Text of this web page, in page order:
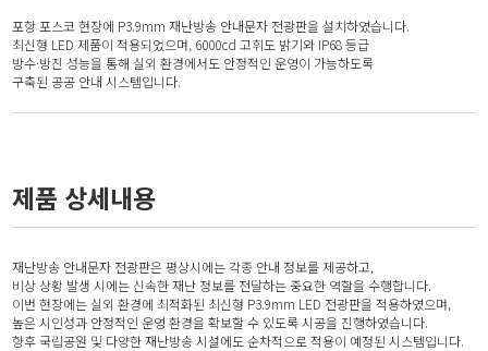
포항 포스코 현장에 P3.9mm 재난방송 안내문자 전광판을 설치하였습니다.
최신형 LED 제품이 적용되었으며, 6000cd 고휘도 밝기와 IP68 등급
방수·방진 성능을 통해 실외 환경에서도 안정적인 운영이 가능하도록
구축된 공공 안내 시스템입니다.
제품 상세내용
재난방송 안내문자 전광판은 평상시에는 각종 안내 정보를 제공하고,
비상 상황 발생 시에는 신속한 재난 정보를 전달하는 중요한 역할을 수행합니다.
이번 현장에는 실외 환경에 최적화된 최신형 P3.9mm LED 전광판을 적용하였으며,
높은 시인성과 안정적인 운영 환경을 확보할 수 있도록 시공을 진행하였습니다.
향후 국립공원 및 다양한 재난방송 시설에도 순차적으로 적용이 예정된 시스템입니다.